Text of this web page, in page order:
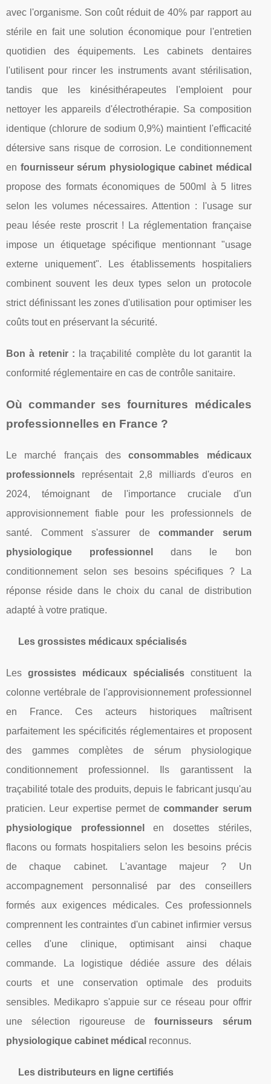
avec l'organisme. Son coût réduit de 40% par rapport au
stérile en fait une solution économique pour l'entretien
quotidien des équipements. Les cabinets dentaires
l'utilisent pour rincer les instruments avant stérilisation,
tandis que les kinésithérapeutes l'emploient pour
nettoyer les appareils d'électrothérapie. Sa composition
identique (chlorure de sodium 0,9%) maintient l'efficacité
détersive sans risque de corrosion. Le conditionnement
en fournisseur sérum physiologique cabinet médical
propose des formats économiques de 500ml à 5 litres
selon les volumes nécessaires. Attention : l'usage sur
peau lésée reste proscrit ! La réglementation française
impose un étiquetage spécifique mentionnant "usage
externe uniquement". Les établissements hospitaliers
combinent souvent les deux types selon un protocole
strict définissant les zones d'utilisation pour optimiser les
coûts tout en préservant la sécurité.
Bon à retenir : la traçabilité complète du lot garantit la
conformité réglementaire en cas de contrôle sanitaire.
Où commander ses fournitures médicales
professionnelles en France ?
Le marché français desconsommables médicaux
professionnels représentait 2,8 milliards d'euros en
2024, témoignant de l'importance cruciale d'un
approvisionnement fiable pour les professionnels de
santé. Comment s'assurer decommander serum
physiologique professionnel
dans le bon
conditionnement selon ses besoins spécifiques ? La
réponse réside dans le choix du canal de distribution
adapté à votre pratique.
Les grossistes médicaux spécialisés
Lesgrossistes médicaux spécialisés constituent la
colonne vertébrale de l'approvisionnement professionnel
en France. Ces acteurs historiques maîtrisent
parfaitement les spécificités réglementaires et proposent
des gammes complètes de sérum physiologique
conditionnement professionnel. Ils garantissent la
traçabilité totale des produits, depuis le fabricant jusqu'au
praticien. Leur expertise permet decommander serum
physiologique professionnel
en dosettes stériles,
flacons ou formats hospitaliers selon les besoins précis
de chaque cabinet. L'avantage majeur ? Un
accompagnement personnalisé par des conseillers
formés aux exigences médicales. Ces professionnels
comprennent les contraintes d'un cabinet infirmier versus
celles d'une clinique, optimisant ainsi chaque
commande. La logistique dédiée assure des délais
courts et une conservation optimale des produits
sensibles. Medikapro s'appuie sur ce réseau pour offrir
une sélection rigoureuse defournisseurs sérum
physiologique cabinet médical reconnus.
Les distributeurs en ligne certifiés